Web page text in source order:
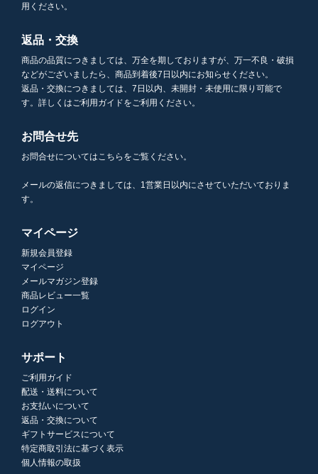
用ください。
返品・交換
商品の品質につきましては、万全を期しておりますが、万一不良・破損
などがございましたら、商品到着後7日以内にお知らせください。
返品・交換につきましては、7日以内、未開封・未使用に限り可能で
す。詳しくはご利用ガイドをご利用ください。
お問合せ先
お問合せについてはこちらをご覧ください。
メールの返信につきましては、1営業日以内にさせていただいておりま
す。
マイページ
新規会員登録
マイページ
メールマガジン登録
商品レビュー一覧
ログイン
ログアウト
サポート
ご利用ガイド
配送・送料について
お支払いについて
返品・交換について
ギフトサービスについて
特定商取引法に基づく表示
個人情報の取扱